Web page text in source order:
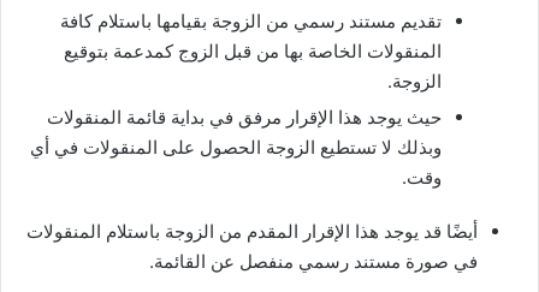
تقديم مستند رسمي من الزوجة بقيامها باستلام كافة
المنقولات الخاصة بها من قبل الزوج كمدعمة بتوقيع
الزوجة.
حيث يوجد هذا الإقرار مرفق في بداية قائمة المنقولات
وبذلك لا تستطيع الزوجة الحصول على المنقولات في أي
وقت.
أيضًا قد يوجد هذا الإقرار المقدم من الزوجة باستلام المنقولات
في صورة مستند رسمي منفصل عن القائمة.